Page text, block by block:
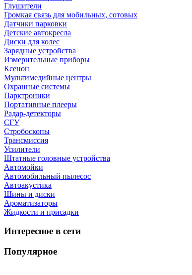
Глушители
Громкая связь для мобильных, сотовых
Датчики парковки
Детские автокресла
Диски для колес
Зарядные устройства
Измерительные приборы
Ксенон
Мультимедийные центры
Охранные системы
Парктроники
Портативные плееры
Радар-детекторы
СГУ
Стробоскопы
Трансмиссия
Усилители
Штатные головные устройства
Автомойки
Автомобильный пылесос
Автоакустика
Шины и диски
Ароматизаторы
Жидкости и присадки
Интересное в сети
Популярное